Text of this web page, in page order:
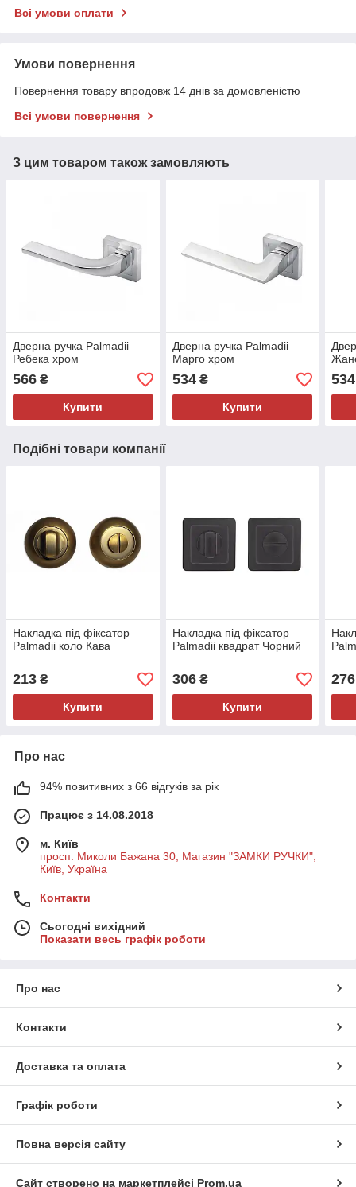
Всі умови оплати
Умови повернення
Повернення товару впродовж 14 днів за домовленістю
Всі умови повернення
З цим товаром також замовляють
Дверна ручка Palmadii
Ребека хром
566 ₴
Купити
Дверна ручка Palmadii
Марго хром
534₴
Купити
534
Подібні товари компанії
Накладка під фіксатор
Palmadii коло Кава
213 ₴
Купити
Накладка під фіксатор
Palmadii квадрат Чорний
306₴
Купити
276
Про нас
94% позитивних з 66 відгуків за рік
Працює з 14.08.2018
м. Київ
просп. Миколи Бажана 30, Магазин "ЗАМКИ РУЧКИ",
Київ, Україна
Контакти
Сьогодні вихідний
Показати весь графік роботи
Про нас
Контакти
Доставка та оплата
Графік роботи
Повна версія сайту
Сайт створено на маркетплейсі Prom.ua